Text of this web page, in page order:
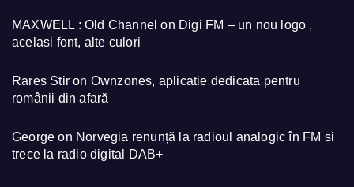
MAXWELL : Old Channel on Digi FM – un nou logo ,
acelasi font, alte culori
Rares Stir on Ownzones, aplicatie dedicata pentru
românii din afară
George on Norvegia renunță la radioul analogic în FM si
trece la radio digital DAB+